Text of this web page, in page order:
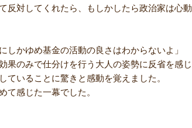
反対してくれたら、もしかしたら政治家は心動
しかゆめ基金の活動の良さはわからないよ」
果のみで仕分けを行う大人の姿勢に反省を感じ
いることに驚きと感動を覚えました。
て感じた一幕でした。